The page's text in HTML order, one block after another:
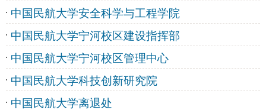
中国民航大学安全科学与工程学院
中国民航大学宁河校区建设指挥部
中国民航大学宁河校区管理中心
中国民航大学科技创新研究院
中国民航大学离退处